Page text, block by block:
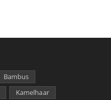
Bambus
Kamelhaar